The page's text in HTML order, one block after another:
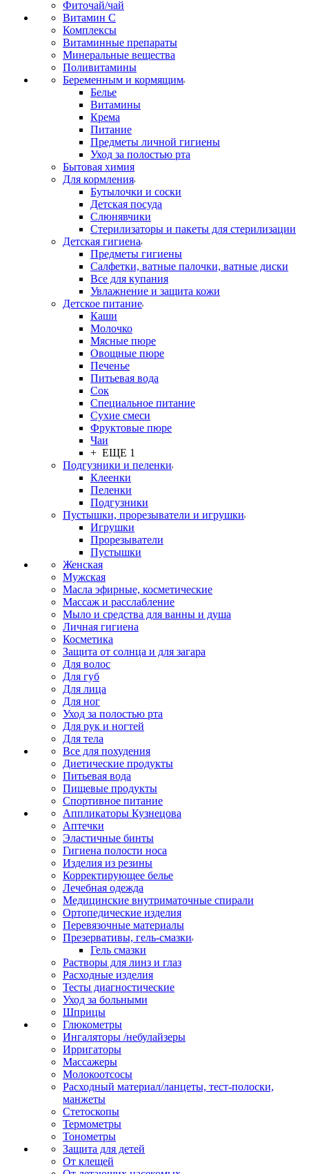
Фиточай/чай
Витамин С
Комплексы
Витаминные препараты
Минеральные вещества
Поливитамины
Беременным и кормящим
Белье
Витамины
Крема
Питание
Предметы личной гигиены
Уход за полостью рта
Бытовая химия
Для кормления
Бутылочки и соски
Детская посуда
Слюнявчики
Стерилизаторы и пакеты для стерилизации
Детская гигиена
Предметы гигиены
Салфетки, ватные палочки, ватные диски
Все для купания
Увлажнение и защита кожи
Детское питание
Каши
Молочко
Мясные пюре
Овощные пюре
Печенье
Питьевая вода
Сок
Специальное питание
Сухие смеси
Фруктовые пюре
Чаи
+ ЕЩЕ 1
Подгузники и пеленки
Клеенки
Пеленки
Подгузники
Пустышки, прорезыватели и игрушки
Игрушки
Прорезыватели
Пустышки
Женская
Мужская
Масла эфирные, косметические
Массаж и расслабление
Мыло и средства для ванны и душа
Личная гигиена
Косметика
Защита от солнца и для загара
Для волос
Для губ
Для лица
Для ног
Уход за полостью рта
Для рук и ногтей
Для тела
Все для похудения
Диетические продукты
Питьевая вода
Пищевые продукты
Спортивное питание
Аппликаторы Кузнецова
Аптечки
Эластичные бинты
Гигиена полости носа
Изделия из резины
Корректирующее белье
Лечебная одежда
Медицинские внутриматочные спирали
Ортопедические изделия
Перевязочные материалы
Презервативы, гель-смазки
Гель смазки
Растворы для линз и глаз
Расходные изделия
Тесты диагностические
Уход за больными
Шприцы
Глюкометры
Ингаляторы /небулайзеры
Ирригаторы
Массажеры
Молокоотсосы
Расходный материал/ланцеты, тест-полоски,
манжеты
Стетоскопы
Термометры
Тонометры
Защита для детей
От клещей